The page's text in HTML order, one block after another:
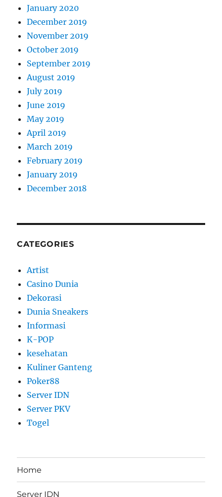
January 2020
December 2019
November 2019
October 2019
September 2019
August 2019
July 2019
June 2019
May 2019
April 2019
March 2019
February 2019
January 2019
December 2018
CATEGORIES
Artist
Casino Dunia
Dekorasi
Dunia Sneakers
Informasi
K-POP
kesehatan
Kuliner Ganteng
Poker88
Server IDN
Server PKV
Togel
Home
Server IDN